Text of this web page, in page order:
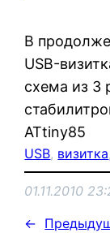
В
USB-
схема из 3
ATtiny85
USB, визитка
01.11.2010
←